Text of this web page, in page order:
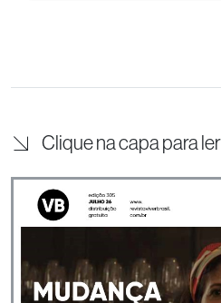
Clique na capa para